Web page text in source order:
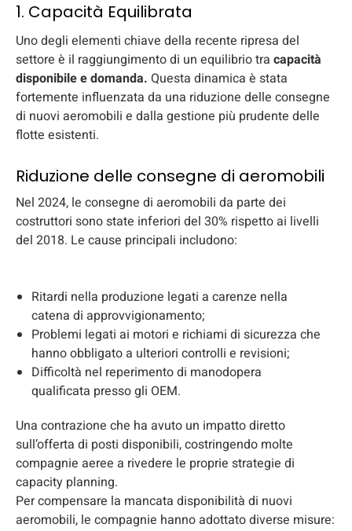
1. Capacità Equilibrata
Uno degli elementi chiave della recente ripresa del
settore è il raggiungimento di un equilibrio tra capacità
disponibile e domanda. Questa dinamica è stata
fortemente influenzata da una riduzione delle consegne
di nuovi aeromobili e dalla gestione più prudente delle
flotte esistenti.
Riduzione delle consegne di aeromobili
Nel 2024, le consegne di aeromobili da parte dei
costruttori sono state inferiori del 30% rispetto ai livelli
del 2018. Le cause principali includono:
Ritardi nella produzione legati a carenze nella
catena di approvvigionamento;
Problemi legati ai motori e richiami di sicurezza che
hanno obbligato a ulteriori controlli e revisioni;
Difficoltà nel reperimento di manodopera
qualificata presso gli OEM.
Una contrazione che ha avuto un impatto diretto
sull’offerta di posti disponibili, costringendo molte
compagnie aeree a rivedere le proprie strategie di
capacity planning.
Per compensare la mancata disponibilità di nuovi
aeromobili, le compagnie hanno adottato diverse misure: